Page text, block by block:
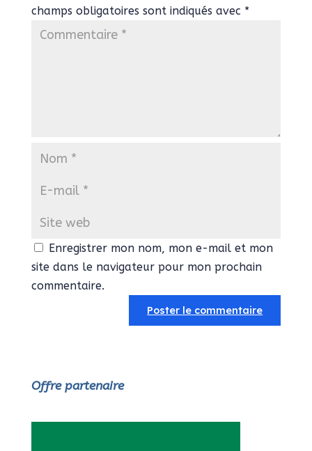
champs obligatoires sont indiqués avec *
Enregistrer mon nom, mon e-mail et mon
site dans le navigateur pour mon prochain
commentaire.
Offre partenaire